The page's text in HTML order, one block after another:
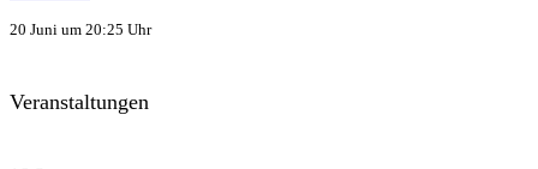
20 Juni um 20:25 Uhr
Veranstaltungen